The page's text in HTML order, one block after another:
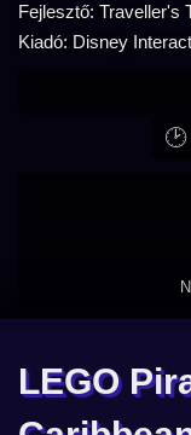
Fejlesztő: Traveller's
Kiadó: Disney
🕑
LEGO